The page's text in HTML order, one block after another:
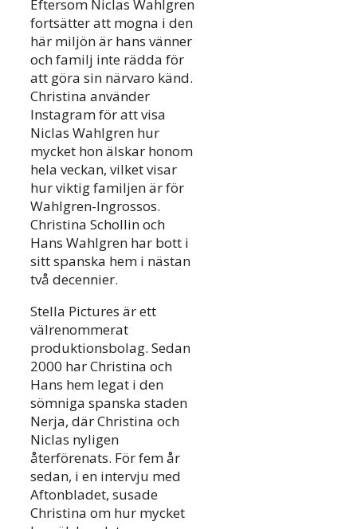
Eftersom Niclas Wahlgren
fortsätter att mogna i den
här miljön är hans vänner
och familj inte rädda för
att göra sin närvaro känd.
Christina använder
Instagram för att visa
Niclas Wahlgren hur
mycket hon älskar honom
hela veckan, vilket visar
hur viktig familjen är för
Wahlgren-Ingrossos.
Christina Schollin och
Hans Wahlgren har bott i
sitt spanska hem i nästan
två decennier.
Stella Pictures är ett
välrenommerat
produktionsbolag. Sedan
2000 har Christina och
Hans hem legat i den
sömniga spanska staden
Nerja, där Christina och
Niclas nyligen
återförenats. För fem år
sedan, i en intervju med
Aftonbladet, susade
Christina om hur mycket